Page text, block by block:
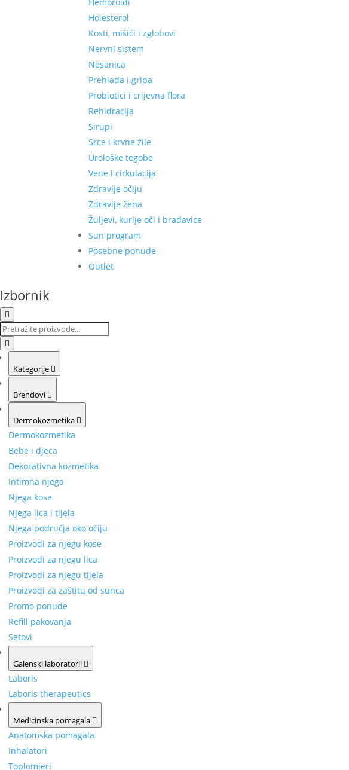
Holesterol
Kosti, mišići i zglobovi
Nervni sistem
Nesanica
Prehlada i gripa
Probiotici i crijevna flora
Rehidracija
Sirupi
Srce i krvne žile
Urološke tegobe
Vene i cirkulacija
Zdravlje očiju
Zdravlje žena
Žuljevi, kurije oči i bradavice
Sun program
Posebne ponude
Outlet
Izbornik
Kategorije
Brendovi
Dermokozmetika
Dermokozmetika
Bebe i djeca
Dekorativna kozmetika
Intimna njega
Njega kose
Njega lica i tijela
Njega područja oko očiju
Proizvodi za njegu kose
Proizvodi za njegu lica
Proizvodi za njegu tijela
Proizvodi za zaštitu od sunca
Promo ponude
Refill pakovanja
Setovi
Galenski laboratorij
Laboris
Laboris therapeutics
Medicinska pomagala
Anatomska pomagala
Inhalatori
Toplomjeri